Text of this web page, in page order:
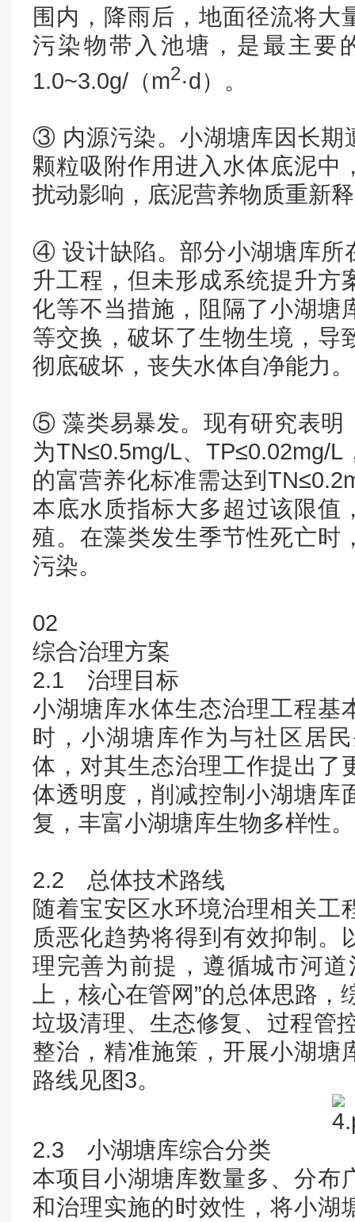
围内，降雨后，地面径流将大
污染物带入池塘，是最主要
1.0~3.0g/（m2·d）。
③ 内源污染。小湖塘库因长期
颗粒吸附作用进入水体底泥中
扰动影响，底泥营养物质重新
④ 设计缺陷。部分小湖塘库所
升工程，但未形成系统提升方
化等不当措施，阻隔了小湖塘
等交换，破坏了生物生境，导
彻底破坏，丧失水体自净能力。
⑤ 藻类易暴发。现有研究表明
为TN≤0.5mg/L、TP≤0.02mg/
的富营养化标准需达到
本底水质指标大多超过该限值
殖。在藻类发生季节性死亡时
污染。
02
综合治理方案
2.1 治理目标
小湖塘库水体生态治理工程基
时，小湖塘库作为与社区居
体，对其生态治理工作提出了
体透明度，削减控制小湖塘库
复，丰富小湖塘库生物多样性。
2.2 总体技术路线
随着宝安区水环境治理相关工
质恶化趋势将得到有效抑制。
理完善为前提，遵循城市河
上，核心在管网”的总体思路
垃圾清理、生态修复、过程管
整治，精准施策，开展小湖塘
路线见图3。
2.3 小湖塘库综合分类
本项目小湖塘库数量多、分布
和治理实施的时效性，将小湖